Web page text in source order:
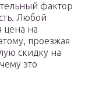
фактор
Любой
цена на
проезжая
скидку на
это